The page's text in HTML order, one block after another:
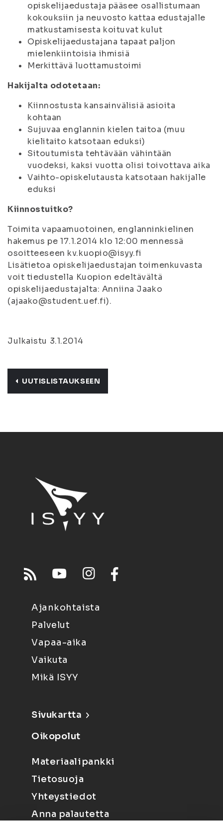
opiskelijaedustaja pääsee osallistumaan
kokouksiin ja neuvosto kattaa edustajalle
matkustamisesta koituvat kulut
Opiskelijaedustajana tapaat paljon
mielenkiintoisia ihmisiä
Merkittävä luottamustoimi
Hakijalta odotetaan:
Kiinnostusta kansainvälisiä asioita
kohtaan
Sujuvaa englannin kielen taitoa (muu
kielitaito katsotaan eduksi)
Sitoutumista tehtävään vähintään
vuodeksi, kaksi vuotta olisi toivottava aika
Vaihto-opiskelutausta katsotaan hakijalle
eduksi
Kiinnostuitko?
Toimita vapaamuotoinen, englanninkielinen
hakemus pe 17.1.2014 klo 12:00 mennessä
osoitteeseen kv.kuopio@isyy.fi
Lisätietoa opiskelijaedustajan toimenkuvasta
voit tiedustella Kuopion edeltävältä
opiskelijaedustajalta: Anniina Jaako
(ajaako@student.uef.fi).
Julkaistu 3.1.2014
UUTISLISTAUKSEEN
Ajankohtaista
Palvelut
Vapaa-aika
Vaikuta
Mikä ISYY
Sivukartta
Oikopolut
Materiaalipankki
Tietosuoja
Yhteystiedot
Anna palautetta